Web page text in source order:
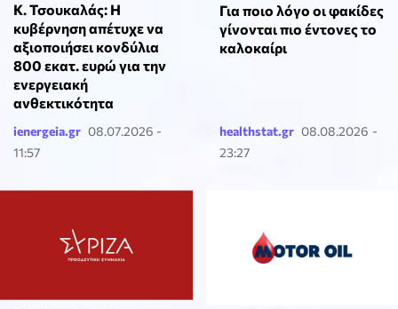
Κ. Τσουκαλάς: Η
κυβέρνηση απέτυχε να
αξιοποιήσει κονδύλια
800 εκατ. ευρώ για την
ενεργειακή
ανθεκτικότητα
ienergeia.gr 08.07.2026 -
11:57
Για ποιο λόγο οι φακίδες
γίνονται πιο έντονες το
καλοκαίρι
healthstat.gr 08.08.2026 -
23:27